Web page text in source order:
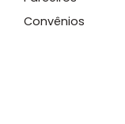
Convênios